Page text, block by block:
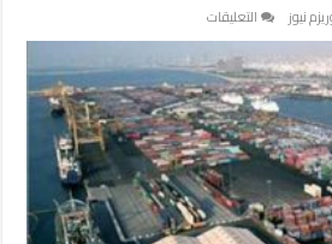
نيوز التعليقات
إغلاق
ميناء
الغردقة
البحري
أمام
حركة
الملاحة
بسبب
سوء